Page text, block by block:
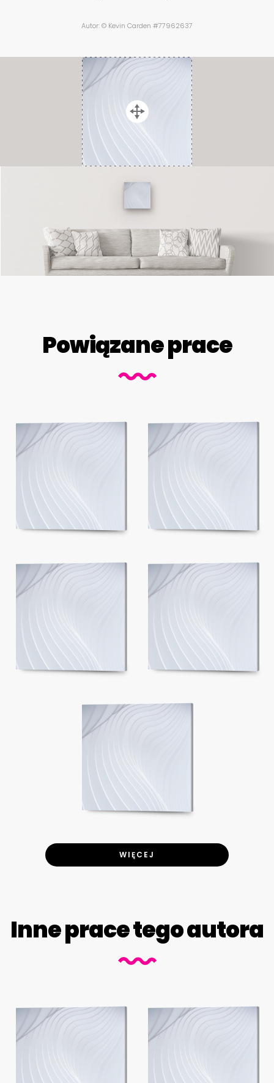
Autor: © Kevin Carden #77962637
Powiązane prace
WIĘCEJ
Inne prace tego autora